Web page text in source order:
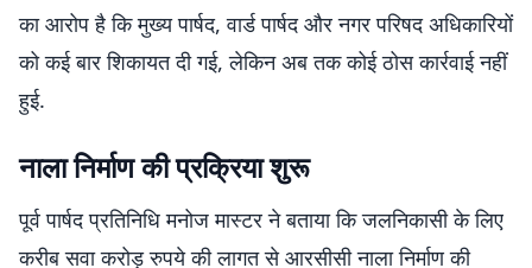
का आरोप है कि मुख्य पार्षद, वार्ड पार्षद और नगर परिषद अधिकारियों
को कई बार शिकायत दी गई, लेकिन अब तक कोई ठोस कार्रवाई नहीं
हुई.
नाला निर्माण की प्रक्रिया शुरू
पूर्व पार्षद प्रतिनिधि मनोज मास्टर ने बताया कि जलनिकासी के लिए
करीब सवा करोड़ रुपये की लागत से आरसीसी नाला निर्माण की